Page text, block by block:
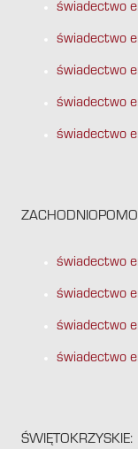
świadectwo
świadectwo
świadectwo
świadectwo
świadectwo
świadectwo
świadectwo
świadectwo
świadectwo
ŚWIĘTOKRZYSKIE: